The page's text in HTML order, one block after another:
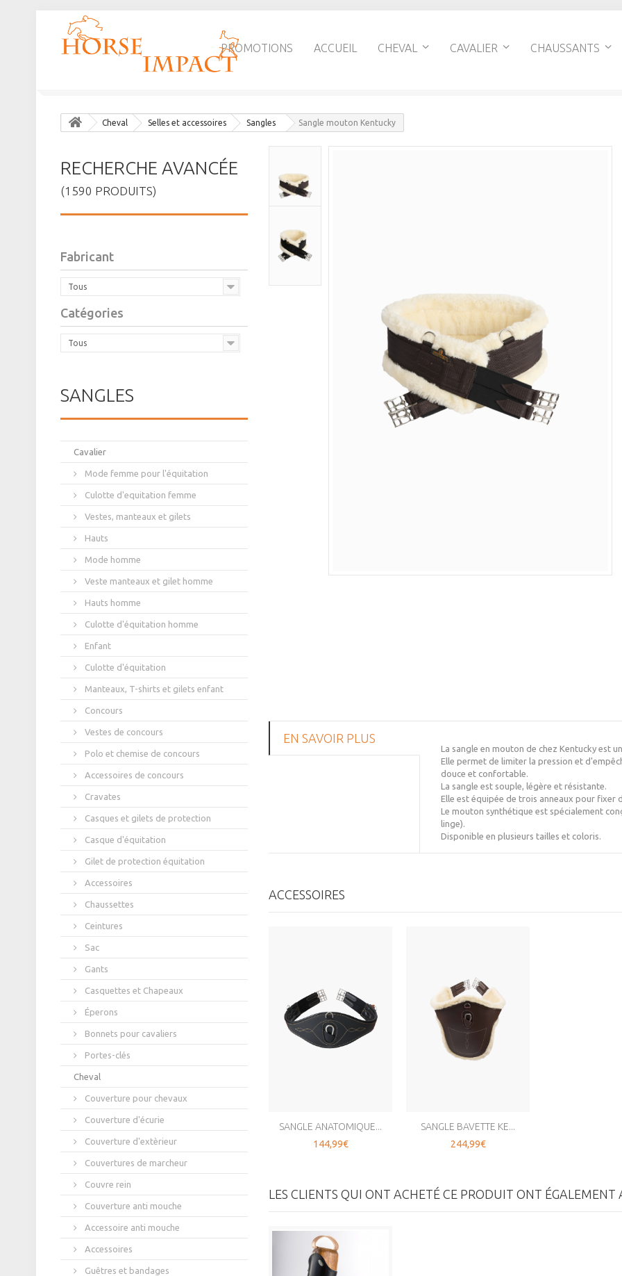
PROMOTIONS ACCUEIL CHEVAL CAVALIER CHAUSSANTS
Cheval Selles et accessoires Sangles Sangle mouton Kentucky
EN SAVOIR PLUS
La sangle en mouton de chez Kentucky est
Elle permet de limiter la pression et
douce et confortable.
La sangle est souple, légère et résistante.
Elle est équipée de trois anneaux pour fixer
Le mouton synthétique est spécialement
linge).
Disponible en plusieurs tailles et coloris.
ACCESSOIRES
SANGLE ANATOMIQUE...
144,99€
SANGLE BAVETTE KE...
244,99€
LES CLIENTS QUI ONT ACHETÉ CE PRODUIT ONT ÉGALEMENT
RECHERCHE AVANCÉE
(1590 PRODUITS)
Fabricant
Tous
Catégories
Tous
SANGLES
Cavalier
Mode femme pour l'équitation
Culotte d'equitation femme
Vestes, manteaux et gilets
Hauts
Mode homme
Veste manteaux et gilet homme
Hauts homme
Culotte d'équitation homme
Enfant
Culotte d'équitation
Manteaux, T-shirts et gilets enfant
Concours
Vestes de concours
Polo et chemise de concours
Accessoires de concours
Cravates
Casques et gilets de protection
Casque d'équitation
Gilet de protection équitation
Accessoires
Chaussettes
Ceintures
Sac
Gants
Casquettes et Chapeaux
Éperons
Bonnets pour cavaliers
Portes-clés
Cheval
Couverture pour chevaux
Couverture d'écurie
Couverture d'extèrieur
Couvertures de marcheur
Couvre rein
Couverture anti mouche
Accessoire anti mouche
Accessoires
Guêtres et bandages